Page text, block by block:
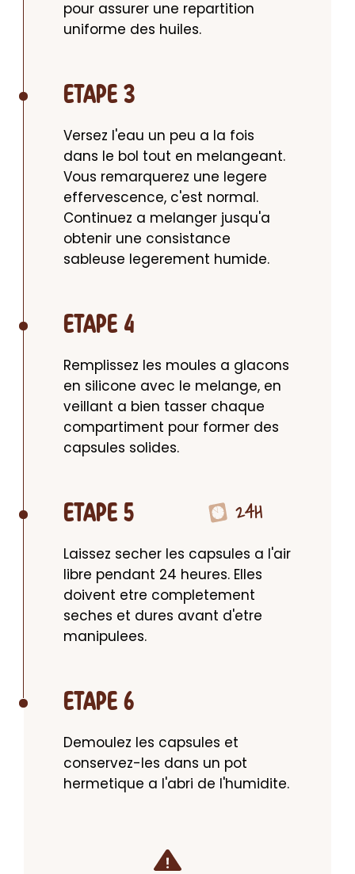
pour assurer une repartition
uniforme des huiles.
ETAPE 3
Versez l'eau un peu a la fois
dans le bol tout en melangeant.
Vous remarquerez une legere
effervescence, c'est normal.
Continuez a melanger jusqu'a
obtenir une consistance
sableuse legerement humide.
ETAPE 4
Remplissez les moules a glacons
en silicone avec le melange, en
veillant a bien tasser chaque
compartiment pour former des
capsules solides.
ETAPE 5 24H
Laissez secher les capsules a l'air
libre pendant 24 heures. Elles
doivent etre completement
seches et dures avant d'etre
manipulees.
ETAPE 6
Demoulez les capsules et
conservez-les dans un pot
hermetique a l'abri de l'humidite.